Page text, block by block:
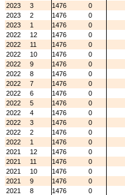
2023
3 1476
0
2023
2 1476
0
2023
1 1476
0
2022
12 1476
0
2022
11 1476
0
2022
10 1476
0
2022
9 1476
0
2022
8 1476
0
2022
7 1476
0
2022
6 1476
0
2022
5 1476
0
2022
4 1476
0
2022
3 1476
0
2022
2 1476
0
2022
1 1476
0
2021
12 1476
0
2021
11 1476
0
2021
10 1476
0
2021
9 1476
0
2021
8 1476
0